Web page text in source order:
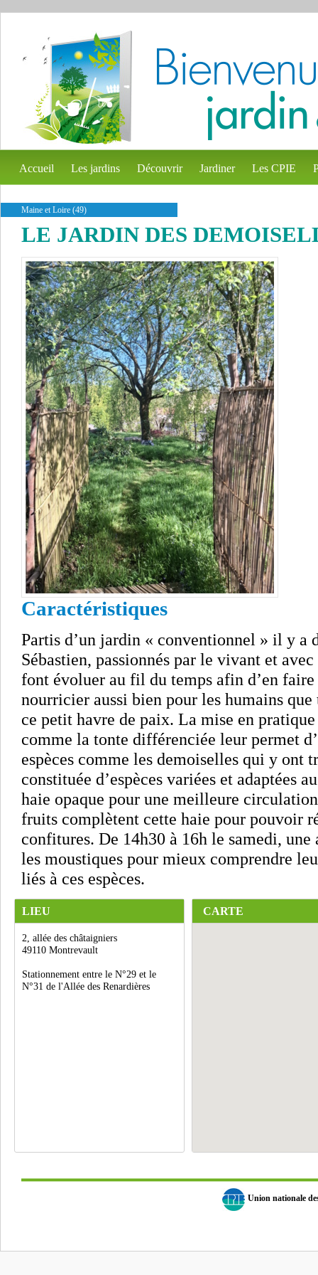
Accueil Les jardins Découvrir Jardiner Les CPIE
Maine et Loire (49)
LE JARDIN DES
Caractéristiques
Partis d’un jardin « conventionnel » il y a
Sébastien, passionnés par le vivant et
font évoluer au fil du temps afin d’en
nourricier aussi bien pour les humains que
ce petit havre de paix. La mise en
comme la tonte différenciée leur permet
espèces comme les demoiselles qui y ont
constituée d’espèces variées et adaptées
haie opaque pour une meilleure
fruits complètent cette haie pour pouvoir
confitures. De 14h30 à 16h le samedi,
les moustiques pour mieux comprendre
liés à ces espèces.
LIEU
2, allée des châtaigniers
49110 Montrevault
Stationnement entre le N°29 et le
N°31 de l'Allée des Renardières
CARTE
Union nationale